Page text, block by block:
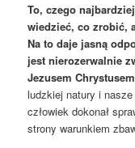
To, czego
wiedzieć, co zrobić,
Na to daje jasną
jest nierozerwalnie
Jezusem Chrystusem
ludzkiej natury i
człowiek dokonał
strony warunkiem